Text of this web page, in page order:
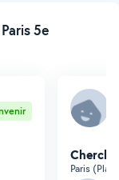
5e
Paris